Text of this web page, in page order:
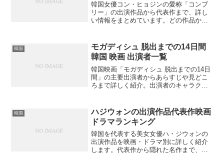
韓国女優コン・ヒョジンの愛称「コンブ
リー」の出演作品から代表作まで、詳し
い情報をまとめています。どの作品から
韓国
モガディシュ 脱出までの14日間
韓国 映画 出演者一覧
韓国映画「モガディシュ 脱出までの14日
間」の主要出演者からあらすじや見どこ
ろまで詳しく紹介。出演者のキャラクタ
韓国
ハジウォンの出演作品代表作映画
ドラマランキング
韓国を代表する美女女優ハ・ジウォンの
出演作品を映画・ドラマ別に詳しく紹介
します。代表作から隠れた名作まで、ど